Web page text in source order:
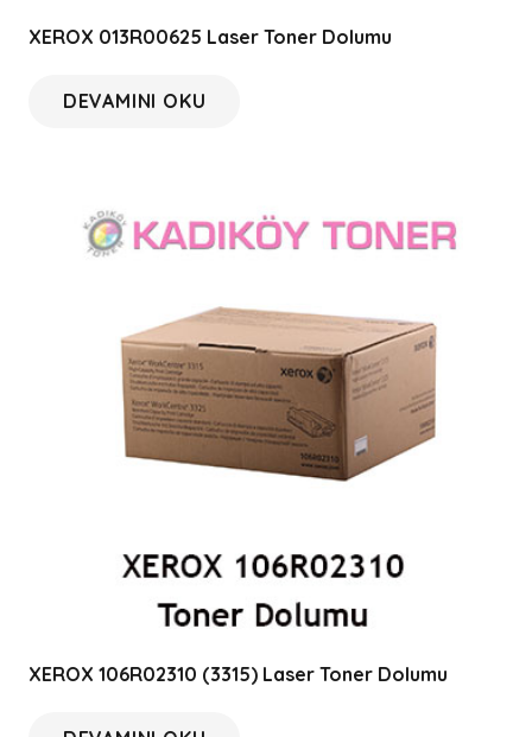
XEROX 013R00625 Laser Toner Dolumu
DEVAMINI OKU
XEROX 106R02310 (3315) Laser Toner Dolumu